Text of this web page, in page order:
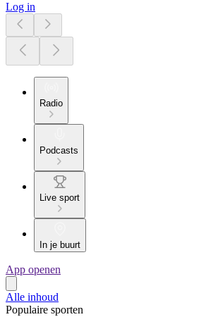
Log in
Radio
Podcasts
Live sport
In je buurt
App openen
Alle inhoud
Populaire sporten